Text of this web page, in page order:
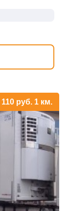
110 руб. 1 км.